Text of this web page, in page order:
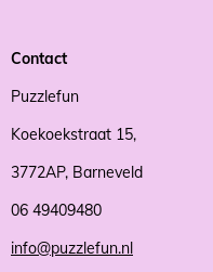
Contact
Puzzlefun
Koekoekstraat 15,
3772AP, Barneveld
06 49409480
info@puzzlefun.nl